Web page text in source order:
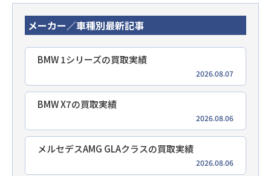
メーカー／車種別最新記事
BMW 1シリーズの買取実績
2026.08.07
BMW X7の買取実績
2026.08.06
メルセデスAMG GLAクラスの買取実績
2026.08.06